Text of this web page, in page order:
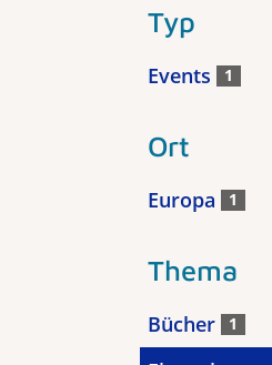
Typ
Events 1
Ort
Europa 1
Thema
Bücher 1